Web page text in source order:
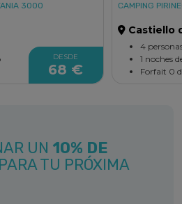
3000
DESDE
68 €
CAMPING
Castiello
4
1 noches
Forfait 0
UN 10% DE
PARA TU PRÓXIMA